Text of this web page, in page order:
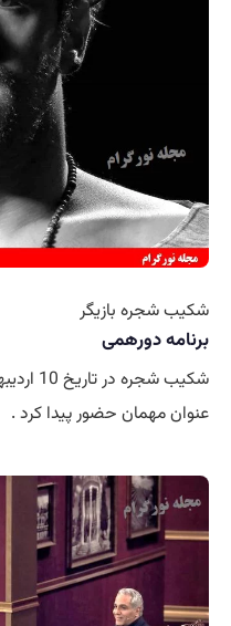
شکیب شجره بازیگر
برنامه دورهمی
عنوان مهمان حضور پیدا کرد .